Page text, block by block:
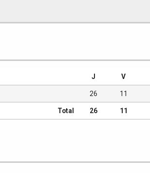
J V
26 11
Total 26 11